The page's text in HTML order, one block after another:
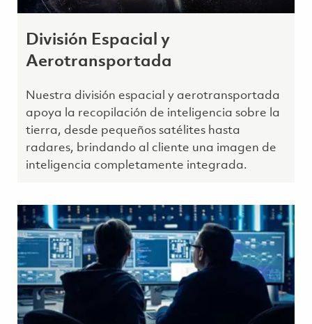
División Espacial y
Aerotransportada
Nuestra división espacial y aerotransportada
apoya la recopilación de inteligencia sobre la
tierra, desde pequeños satélites hasta
radares, brindando al cliente una imagen de
inteligencia completamente integrada.